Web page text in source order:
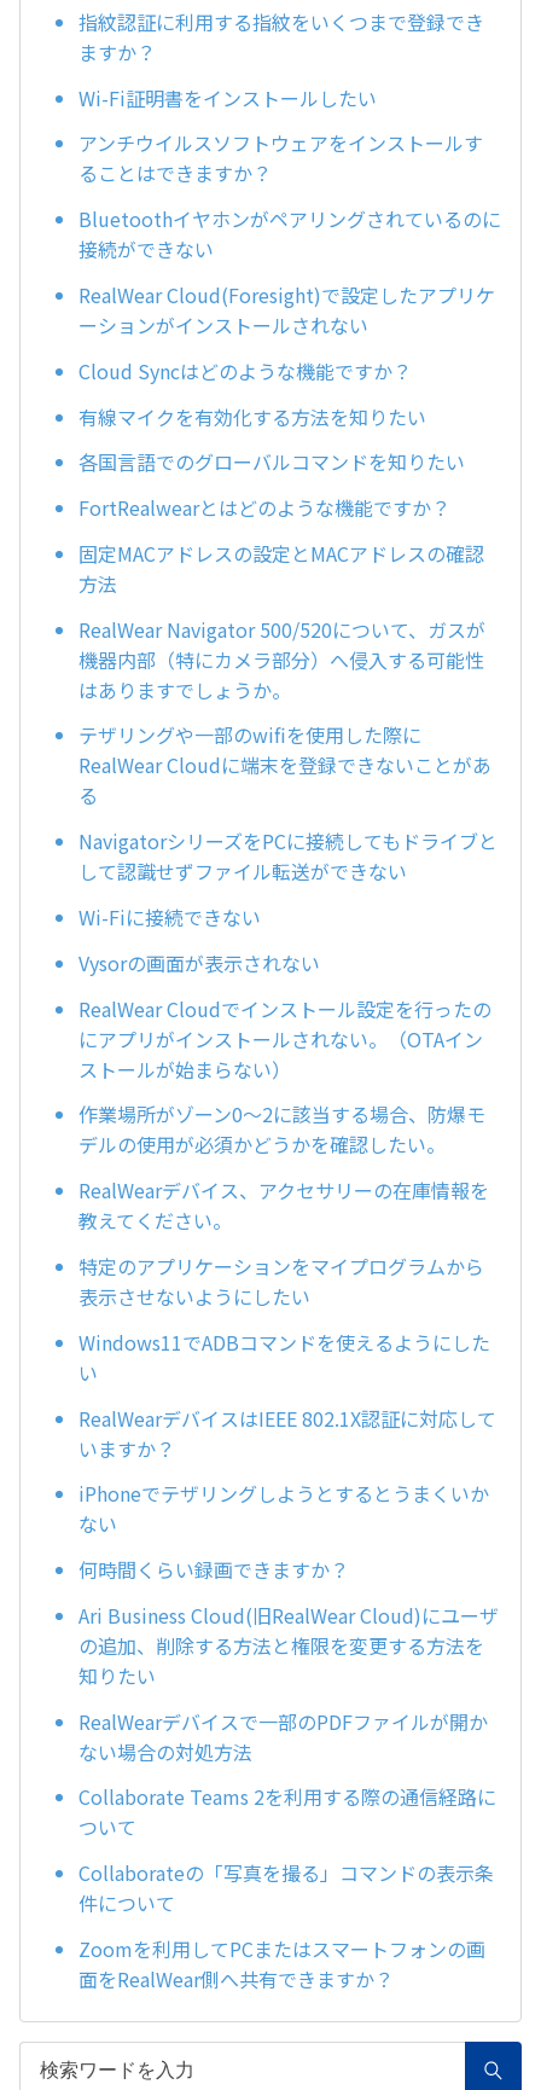
指紋認証に利用する指紋をいくつまで登録でき
ますか？
Wi-Fi証明書をインストールしたい
アンチウイルスソフトウェアをインストールす
ることはできますか？
Bluetoothイヤホンがペアリングされているのに
接続ができない
RealWear Cloud(Foresight)で設定したアプリケ
ーションがインストールされない
Cloud Syncはどのような機能ですか？
有線マイクを有効化する方法を知りたい
各国言語でのグローバルコマンドを知りたい
FortRealwearとはどのような機能ですか？
固定MACアドレスの設定とMACアドレスの確認
方法
RealWear Navigator 500/520について、ガスが
機器内部（特にカメラ部分）へ侵入する可能性
はありますでしょうか。
テザリングや一部のwifiを使用した際に
RealWear Cloudに端末を登録できないことがあ
る
NavigatorシリーズをPCに接続してもドライブと
して認識せずファイル転送ができない
Wi-Fiに接続できない
Vysorの画面が表示されない
RealWear Cloudでインストール設定を行ったの
にアプリがインストールされない。（OTAイン
ストールが始まらない）
作業場所がゾーン0～2に該当する場合、防爆モ
デルの使用が必須かどうかを確認したい。
RealWearデバイス、アクセサリーの在庫情報を
教えてください。
特定のアプリケーションをマイプログラムから
表示させないようにしたい
Windows11でADBコマンドを使えるようにした
い
RealWearデバイスはIEEE 802.1X認証に対応して
いますか？
iPhoneでテザリングしようとするとうまくいか
ない
何時間くらい録画できますか？
Ari Business Cloud(旧RealWear Cloud)にユーザ
の追加、削除する方法と権限を変更する方法を
知りたい
RealWearデバイスで一部のPDFファイルが開か
ない場合の対処方法
Collaborate Teams 2を利用する際の通信経路に
ついて
Collaborateの「写真を撮る」コマンドの表示条
件について
Zoomを利用してPCまたはスマートフォンの画
面をRealWear側へ共有できますか？